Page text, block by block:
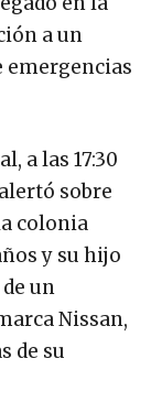
en la
a un
emergencias
a las 17:30
sobre
colonia
y su hijo
un
Nissan,
de su